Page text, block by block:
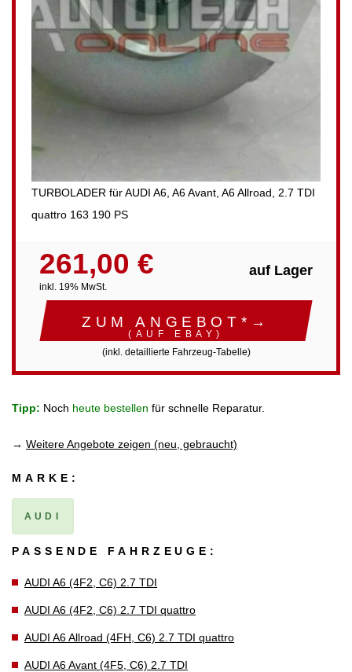
TURBOLADER für AUDI A6, A6 Avant, A6 Allroad, 2.7 TDI
quattro 163 190 PS
261,00 €
inkl. 19% MwSt.
auf Lager
ZUM ANGEBOT*→
(AUF EBAY)
(inkl. detaillierte Fahrzeug-Tabelle)
Tipp: Noch heute bestellen für schnelle Reparatur.
→ Weitere Angebote zeigen (neu, gebraucht)
MARKE:
AUDI
PASSENDE FAHRZEUGE:
AUDI A6 (4F2, C6) 2.7 TDI
AUDI A6 (4F2, C6) 2.7 TDI quattro
AUDI A6 Allroad (4FH, C6) 2.7 TDI quattro
AUDI A6 Avant (4F5, C6) 2.7 TDI